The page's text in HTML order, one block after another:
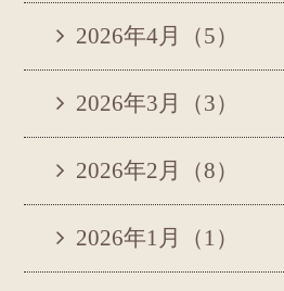
2026年4月（5）
2026年3月（3）
2026年2月（8）
2026年1月（1）